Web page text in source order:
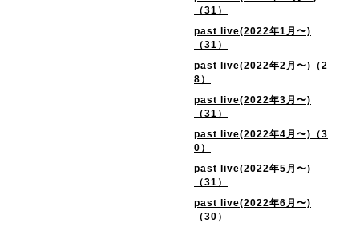
（31）
past live(2022年1月〜)
（31）
past live(2022年2月〜)（2
8）
past live(2022年3月〜)
（31）
past live(2022年4月〜)（3
0）
past live(2022年5月〜)
（31）
past live(2022年6月〜)
（30）